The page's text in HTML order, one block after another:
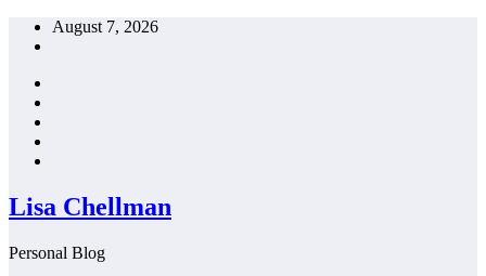
Skip
August 7, 2026
Lisa Chellman
Personal Blog